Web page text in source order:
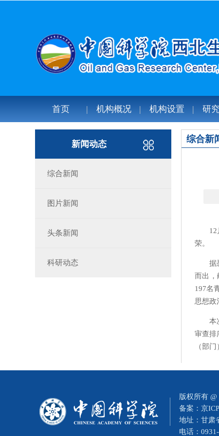
首页 机构概况 机构设置 研
综合新
12
荣。
据
而出，
197名
思想政
本
审查排
（部
新闻动态
综合新闻
图片新闻
头条新闻
科研动态
版权所有
备案： 京
地址：甘肃
电话：